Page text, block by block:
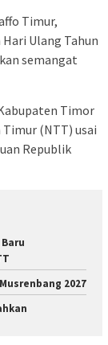
Timur,
Ulang Tahun
semangat
Timor
(NTT) usai
Republik
2027